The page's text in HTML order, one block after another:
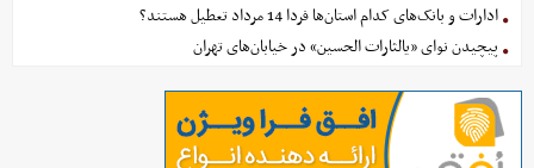
ادارات و بانک‌های کدام استان‌ها فردا 14 مرداد تعطیل هستند؟
پیچیدن نوای «یالثارات الحسین» در خیابان‌های تهران